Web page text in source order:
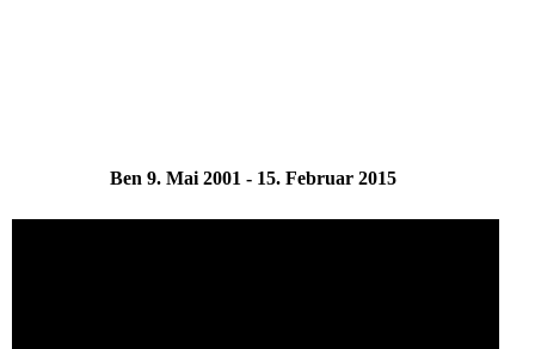
Ben 9. Mai 2001 - 15. Februar 2015